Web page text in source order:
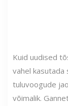
Kuid uudised
vahel
tuluvoogude
võimalik.